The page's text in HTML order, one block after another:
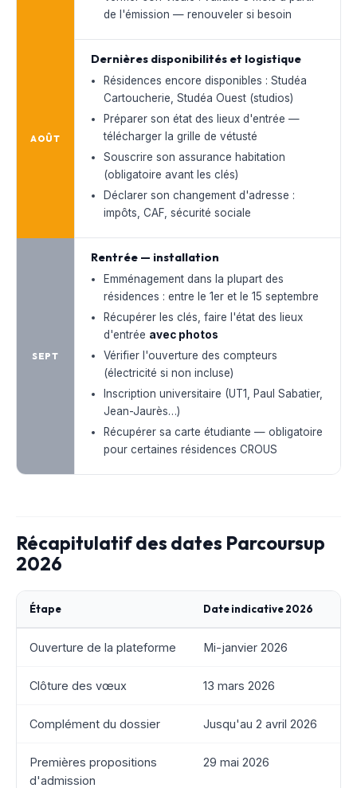
de l'émission — renouveler si besoin
AOÛT
Dernières disponibilités et logistique
Résidences encore disponibles : Studéa
Cartoucherie, Studéa Ouest (studios)
Préparer son état des lieux d'entrée —
télécharger la grille de vétusté
Souscrire son assurance habitation
(obligatoire avant les clés)
Déclarer son changement d'adresse :
impôts, CAF, sécurité sociale
SEPT
Rentrée — installation
Emménagement dans la plupart des
résidences : entre le 1er et le 15 septembre
Récupérer les clés, faire l'état des lieux
d'entrée avec photos
Vérifier l'ouverture des compteurs
(électricité si non incluse)
Inscription universitaire (UT1, Paul Sabatier,
Jean-Jaurès…)
Récupérer sa carte étudiante — obligatoire
pour certaines résidences CROUS
Récapitulatif des dates Parcoursup
2026
Étape Date indicative 2026
Ouverture de la plateforme Mi-janvier 2026
Clôture des vœux 13 mars 2026
Complément du dossier Jusqu'au 2 avril 2026
Premières propositions
d'admission
29 mai 2026